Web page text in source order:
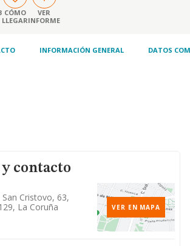
CÓMO
LLEGAR
VER
INFORME
INFORMACIÓN GENERAL DATOS
contacto
Cristovo, 63,
La Coruña
VER EN MAPA